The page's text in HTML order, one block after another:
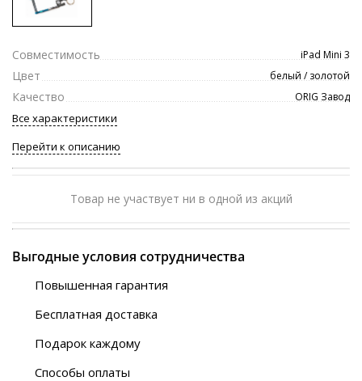
Совместимость iPad Mini 3
Цвет белый / золотой
Качество ORIG Завод
Все характеристики
Перейти к описанию
Товар не участвует ни в одной из акций
Выгодные условия сотрудничества
Повышенная гарантия
Бесплатная доставка
Автобусы (по ЮФО)
“BlaBlaCar” (по ЮФО)
Подарок каждому
Способы оплаты